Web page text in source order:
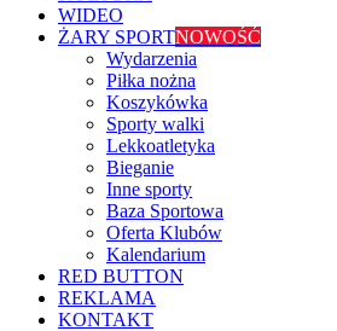
WIDEO
ŻARY SPORTNOWOŚĆ
Wydarzenia
Piłka nożna
Koszykówka
Sporty walki
Lekkoatletyka
Bieganie
Inne sporty
Baza Sportowa
Oferta Klubów
Kalendarium
RED BUTTON
REKLAMA
KONTAKT